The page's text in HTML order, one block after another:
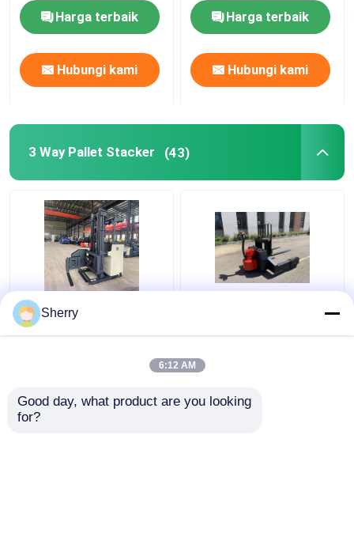
Harga terbaik
Hubungi kami
Harga terbaik
Hubungi kami
3 Way Pallet Stacker (43)
2500kg 3 Way Pallet
Stacker Jalan sempit
Side Stand On Electric
Amerika
Sherry
6:12 AM
Good day, what product are you looking
for?